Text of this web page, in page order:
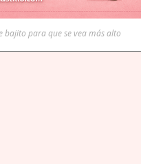
bajito para que se vea más alto